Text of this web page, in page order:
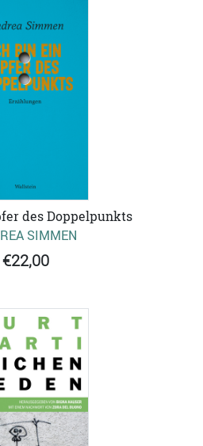
des Doppelpunkts
SIMMEN
€22,00